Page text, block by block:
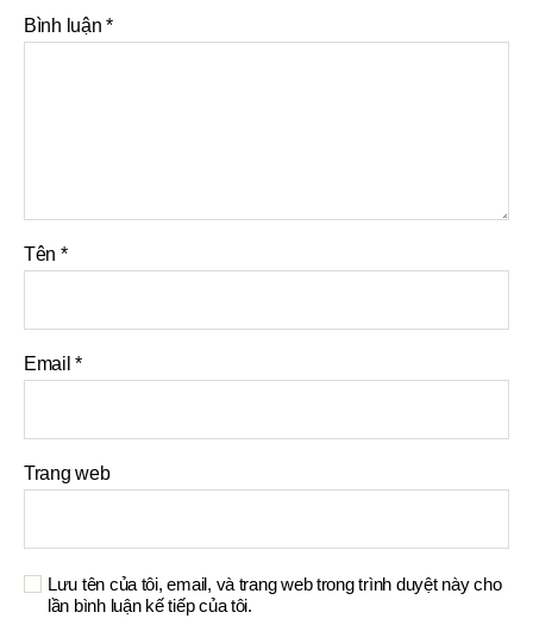
Bình luận*
Tên *
Email*
Trang web
Lưu tên của tôi, email, và trang web trong trình duyệt này cho
lần bình luận kế tiếp của tôi.